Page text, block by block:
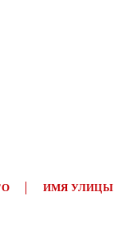
ИМЯ УЛИЦЫ